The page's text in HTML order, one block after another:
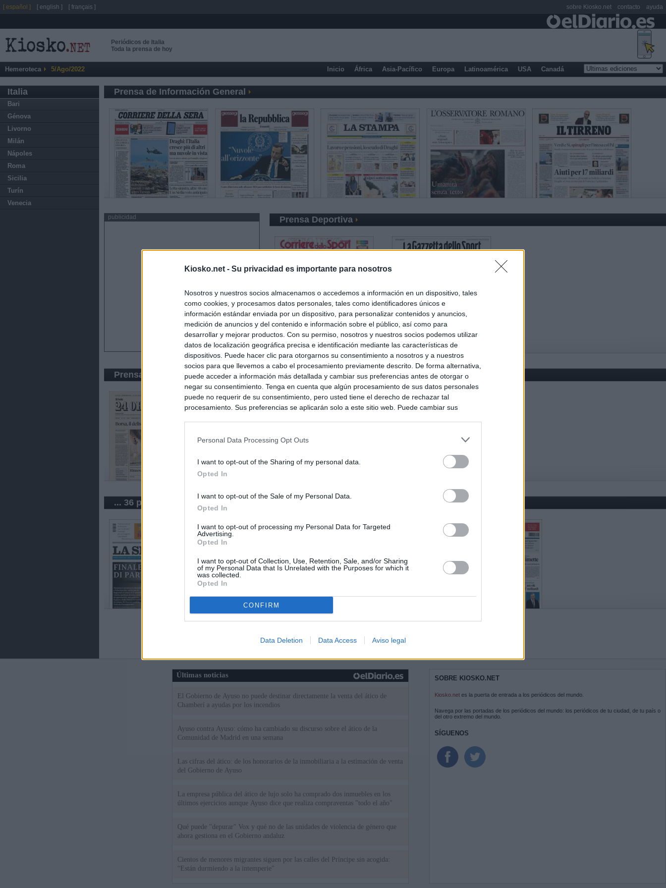
Kiosko.net - Su privacidad es importante para nosotros
Nosotros y nuestros socios almacenamos o accedemos a información en un dispositivo, tales
como cookies, y procesamos datos personales, tales como identificadores únicos e
información estándar enviada por un dispositivo, para personalizar contenidos y anuncios,
medición de anuncios y del contenido e información sobre el público, así como para
desarrollar y mejorar productos. Con su permiso, nosotros y nuestros socios podemos utilizar
datos de localización geográfica precisa e identificación mediante las características de
dispositivos. Puede hacer clic para otorgarnos su consentimiento a nosotros y a nuestros
socios para que llevemos a cabo el procesamiento previamente descrito. De forma alternativa,
puede acceder a información más detallada y cambiar sus preferencias antes de otorgar o
negar su consentimiento. Tenga en cuenta que algún procesamiento de sus datos personales
puede no requerir de su consentimiento, pero usted tiene el derecho de rechazar tal
procesamiento. Sus preferencias se aplicarán solo a este sitio web. Puede cambiar sus
Personal Data Processing Opt Outs
I want to opt-out of the Sharing of my personal data.
Opted In
I want to opt-out of the Sale of my Personal Data.
Opted In
I want to opt-out of processing my Personal Data for Targeted
Advertising.
Opted In
I want to opt-out of Collection, Use, Retention, Sale, and/or Sharing
of my Personal Data that Is Unrelated with the Purposes for which it
was collected.
Opted In
CONFIRM
Data Deletion Data Access Aviso legal
Periódicos de Italia
Toda la prensa de hoy
Hemeroteca 5/Ago/2022 Inicio África Asia-Pacífico Europa Latinoamérica USA Canadá
Italia
Bari
Génova
Livorno
Milán
Nápoles
Roma
Sicilia
Turín
Venecia
Prensa de Información General
publicidad Prensa Deportiva
Prensa Económica
... 36 periódicos de Italia
Últimas noticias
El Gobierno de Ayuso no puede destinar directamente la venta del ático de
Chamberí a ayudas por los incendios
Ayuso contra Ayuso: cómo ha cambiado su discurso sobre el ático de la
Comunidad de Madrid en una semana
Las cifras del ático: de los honorarios de la inmobiliaria a la estimación de venta
del Gobierno de Ayuso
La empresa pública del ático de lujo solo ha comprado dos inmuebles en los
últimos ejercicios aunque Ayuso dice que realiza compraventas "todo el año"
Qué puede "depurar" Vox y qué no de las unidades de violencia de género que
ahora gestiona en el Gobierno andaluz
Cientos de menores migrantes siguen por las calles del Príncipe sin acogida:
“Están durmiendo a la intemperie"
SOBRE KIOSKO.NET
Kiosko.net es la puerta de entrada a los periódicos del mundo.
Navega por las portadas de los periódicos del mundo: los periódicos de tu ciudad, de tu país o
del otro extremo del mundo.
SÍGUENOS
[ español ] [ english ] [ français ] sobre Kiosko.net contacto ayuda